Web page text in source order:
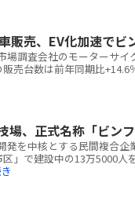
販売、EV化加速でビ
場調査会社のモーターサイ
販売台数は前年同期比
場、正式名称「ビ
発を中核とする民間複合企
区」で建設中の13万5000